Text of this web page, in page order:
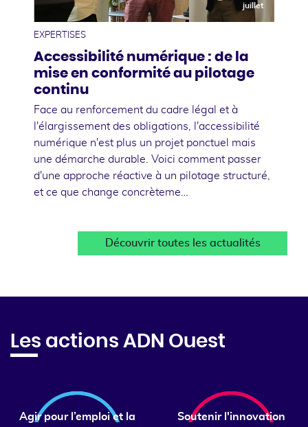
juillet
EXPERTISES
Accessibilité numérique : de la
mise en conformité au pilotage
continu
Face au renforcement du cadre légal et à
l'élargissement des obligations, l'accessibilité
numérique n'est plus un projet ponctuel mais
une démarche durable. Voici comment passer
d'une approche réactive à un pilotage structuré,
et ce que change concrèteme…
Découvrir toutes les actualités
Les actions ADN Ouest
Agir pour l’emploi et la
Soutenir l'innovation